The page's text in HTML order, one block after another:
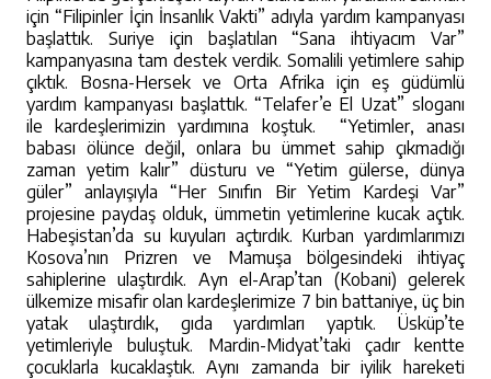
için “Filipinler İçin İnsanlık Vakti” adıyla yardım kampanyası
başlattık. Suriye için başlatılan “Sana ihtiyacım Var”
kampanyasına tam destek verdik. Somalili yetimlere sahip
çıktık. Bosna-Hersek ve Orta Afrika için eş güdümlü
yardım kampanyası başlattık. “Telafer’e El Uzat” sloganı
ile kardeşlerimizin yardımına koştuk. “Yetimler, anası
babası ölünce değil, onlara bu ümmet sahip çıkmadığı
zaman yetim kalır” düsturu ve “Yetim gülerse, dünya
güler” anlayışıyla “Her Sınıfın Bir Yetim Kardeşi Var”
projesine paydaş olduk, ümmetin yetimlerine kucak açtık.
Habeşistan’da su kuyuları açtırdık. Kurban yardımlarımızı
Kosova’nın Prizren ve Mamuşa bölgesindeki ihtiyaç
sahiplerine ulaştırdık. Ayn el-Arap’tan (Kobani) gelerek
ülkemize misafir olan kardeşlerimize 7 bin battaniye, üç bin
yatak ulaştırdık, gıda yardımları yaptık. Üsküp’te
yetimleriyle buluştuk. Mardin-Midyat’taki çadır kentte
çocuklarla kucaklaştık. Aynı zamanda bir iyilik hareketi